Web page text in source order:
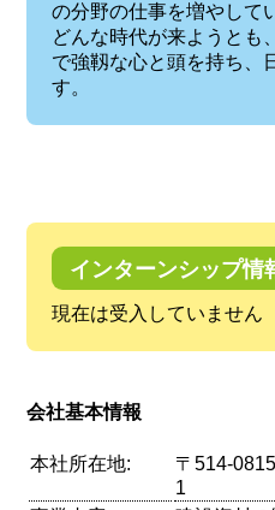
の分野の仕事を増やして
どんな時代が来ようとも
で強靱な心と頭を持ち、
す。
インターンシップ情
現在は受入していません
会社基本情報
本社所在地:
〒514-
1